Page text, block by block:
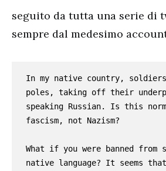
seguito da tutta una serie di
sempre dal medesimo
In my native country,
poles, taking off their
speaking Russian. Is this
fascism, not Nazism?
What if you were banned from
native language? It seems